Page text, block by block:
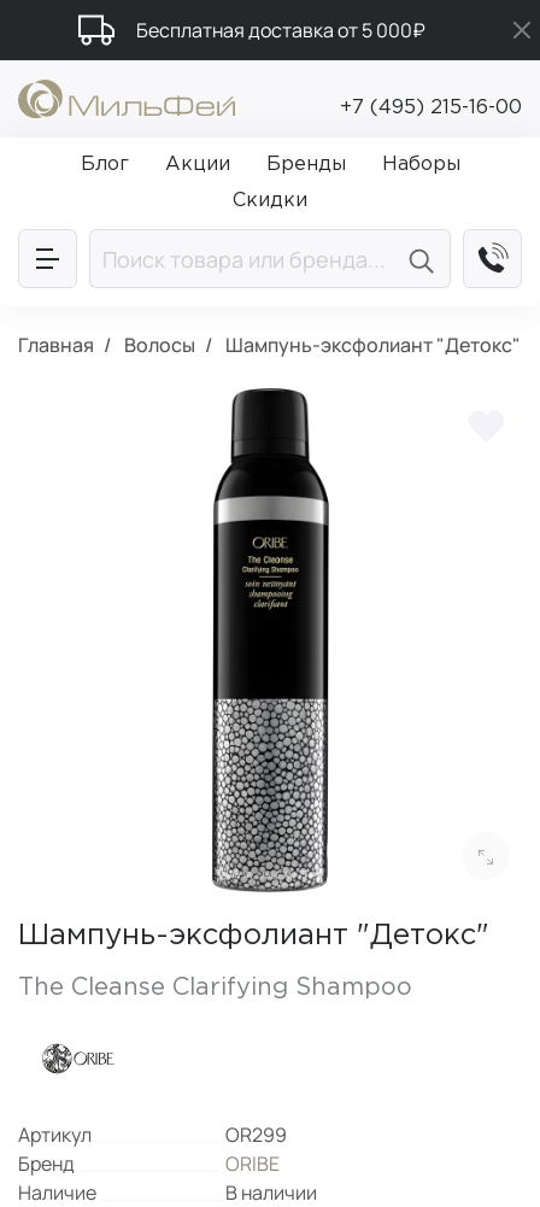
Бесплатная доставка от 5 000₽
Подарки в каждый заказ от 5 000₽
Промокод ПРИВЕТ
+7 (495) 215-16-00
Блог Акции Бренды
Наборы
Скидки
Главная Волосы Шампунь-эксфолиант "Детокс"
Шампунь-эксфолиант "Детокс"
The Cleanse Clarifying Shampoo
Артикул
OR299
Бренд
ORIBE
Наличие
В наличии